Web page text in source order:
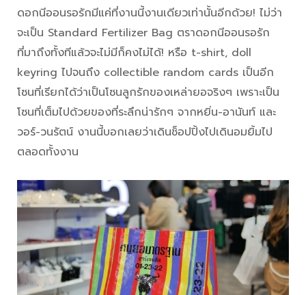
ดอกนีออนรอรักมีแค่ที่งานนี้งานเดียวเท่านั้นอีกด้วย! ไม่ว่า
จะเป็น Standard Fertilizer Bag ตราดอกนีออนรอรัก
ที่มาถึงทั้งทีแล้วจะไม่มีก็คงไม่ได้! หรือ t-shirt, doll
keyring ไปจนถึง collectible random cards เป็นอีก
โซนที่เรียกได้ว่าเป็นโซนลูกรักของเหล่ายอจริงๆ เพราะเป็น
โซนที่เต็มไปด้วยของที่ระลึกน่ารักๆ จากหยิ่น-อานันท์ และ
วอร์-วนรัตน์ งานนี้บอกเลยว่าเดินช็อปปิ้งไปเดินอมยิ้มไป
ตลอดทั้งงาน